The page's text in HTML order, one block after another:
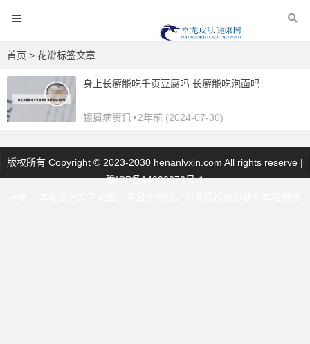
首页 > 花瓣标签文章
身上长癣能吃千页豆腐吗 长癣能吃泡面吗
银屑病资讯 •2年前 (2024-07-30)
版权所有 Copyright © 2023-2030 henanlvxin.com All rights reserve |
豫ICP备14000072号-1